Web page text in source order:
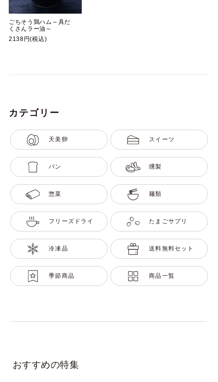
ごちそう鶏ハム～具だ
くさんラー油～
2138円(税込)
カテゴリー
天美卵 スイーツ
パン 燻製
惣菜 麺類
フリーズドライ たまごサプリ
冷凍品 送料無料セット
季節商品 商品一覧
おすすめの特集